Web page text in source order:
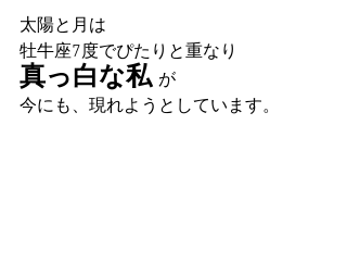
太陽と月は
牡牛座7度でぴたりと重なり
真っ白な私 が
今にも、現れようとしています。